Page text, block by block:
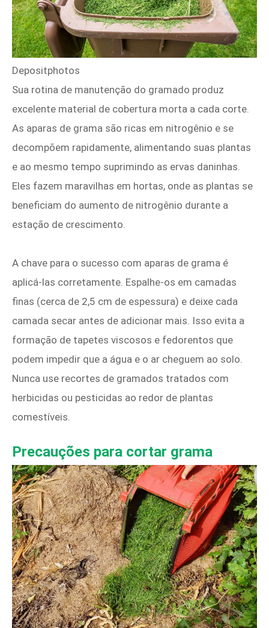
Depositphotos
Sua rotina de manutenção do gramado produz
excelente material de cobertura morta a cada corte.
As aparas de grama são ricas em nitrogênio e se
decompõem rapidamente, alimentando suas plantas
e ao mesmo tempo suprimindo as ervas daninhas.
Eles fazem maravilhas em hortas, onde as plantas se
beneficiam do aumento de nitrogênio durante a
estação de crescimento.
A chave para o sucesso com aparas de grama é
aplicá-las corretamente. Espalhe-os em camadas
finas (cerca de 2,5 cm de espessura) e deixe cada
camada secar antes de adicionar mais. Isso evita a
formação de tapetes viscosos e fedorentos que
podem impedir que a água e o ar cheguem ao solo.
Nunca use recortes de gramados tratados com
herbicidas ou pesticidas ao redor de plantas
comestíveis.
Precauções para cortar grama